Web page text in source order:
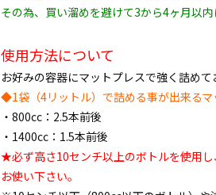
その為、買い溜めを避けて3から4ヶ月以
使用方法について
お好みの容器にマットプレスで強く詰めて
◆1袋（4リットル）で詰める事が出来るマ
・800cc：2.5本前後
・1400cc：1.5本前後
★必ず高さ10センチ以上のボトルを使用
お使い下さい。